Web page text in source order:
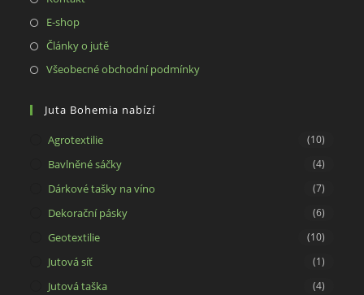
a
E-shopOpens
in
tab
Články o jutěOpens
in
new
Všeobecné obchodní podmínkyOpens
Juta Bohemia nabízí
Agrotextilie (10)
Bavlněné sáčky (4)
Dárkové tašky na víno (7)
Dekorační pásky (6)
Geotextilie (10)
Jutová síť (1)
Jutová taška (4)